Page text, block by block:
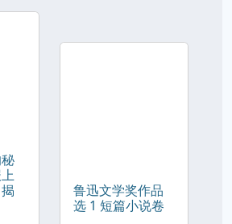
鲁迅文学奖作品
选 1 短篇小说卷